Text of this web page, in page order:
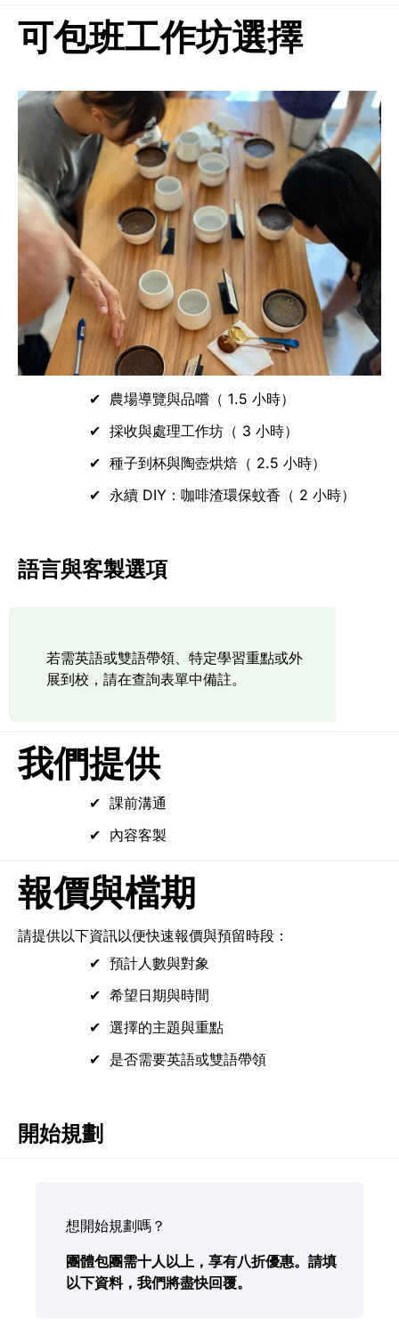
可包班工作坊選擇
農場導覽與品嚐（ 1.5 小時）
採收與處理工作坊（ 3 小時）
種子到杯與陶壺烘焙（ 2.5 小時）
永續 DIY：咖啡渣環保蚊香（ 2 小時）
語言與客製選項
若需英語或雙語帶領、特定學習重點或外
展到校，請在查詢表單中備註。
我們提供
課前溝通
內容客製
報價與檔期
請提供以下資訊以便快速報價與預留時段：
預計人數與對象
希望日期與時間
選擇的主題與重點
是否需要英語或雙語帶領
開始規劃
想開始規劃嗎？
團體包團需十人以上，享有八折優惠。請填
以下資料，我們將盡快回覆。